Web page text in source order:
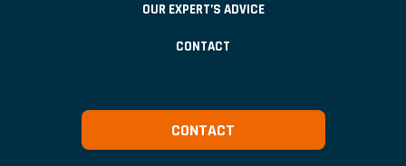
OUR EXPERT’S ADVICE
CONTACT
CONTACT